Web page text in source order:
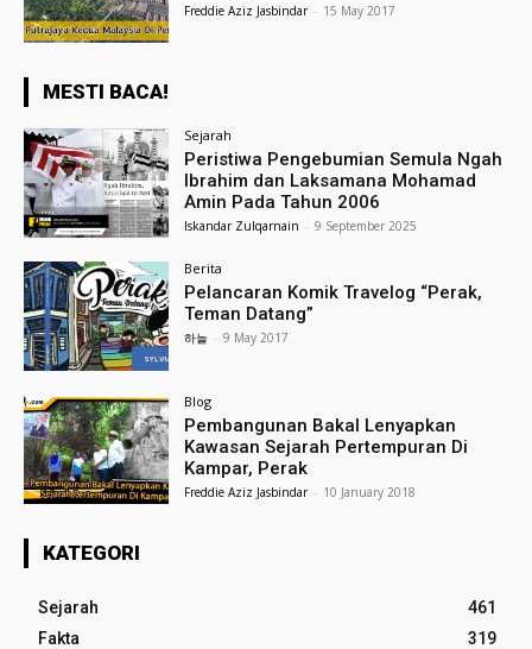
Freddie Aziz Jasbindar - 15 May 2017
MESTI BACA!
Sejarah
Peristiwa Pengebumian Semula Ngah
Ibrahim dan Laksamana Mohamad
Amin Pada Tahun 2006
Iskandar Zulqarnain - 9 September 2025
Berita
Pelancaran Komik Travelog “Perak,
Teman Datang”
하늘 - 9 May 2017
Blog
Pembangunan Bakal Lenyapkan
Kawasan Sejarah Pertempuran Di
Kampar, Perak
Freddie Aziz Jasbindar - 10 January 2018
KATEGORI
Sejarah
461
Fakta
319